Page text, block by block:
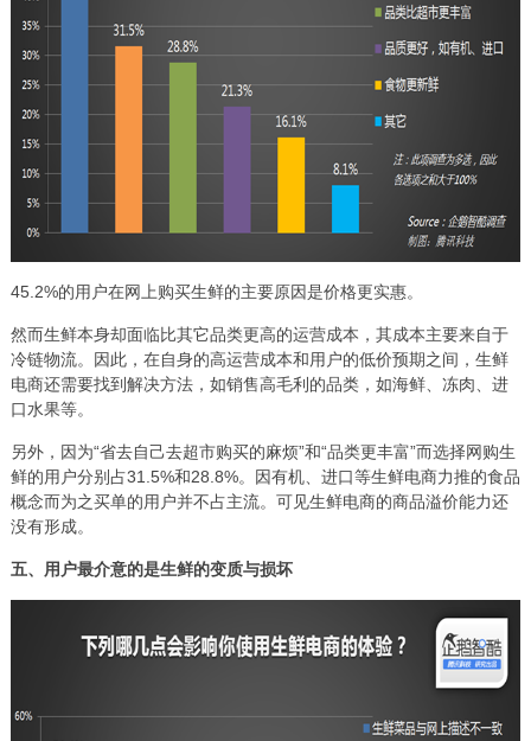
45.2%的用户在网上购买生鲜的主要原因是价格更实惠。
然而生鲜本身却面临比其它品类更高的运营成本，其成本主要来自于
冷链物流。因此，在自身的高运营成本和用户的低价预期之间，生鲜
电商还需要找到解决方法，如销售高毛利的品类，如海鲜、冻肉、进
口水果等。
另外，因为“省去自己去超市购买的麻烦”和“品类更丰富”而选择网购生
鲜的用户分别占31.5%和28.8%。因有机、进口等生鲜电商力推的食品
概念而为之买单的用户并不占主流。可见生鲜电商的商品溢价能力还
没有形成。
五、用户最介意的是生鲜的变质与损坏